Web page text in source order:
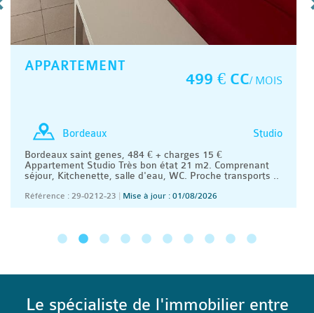
APPARTEMENT
499 € CC/ MOIS
Studio
Bordeaux
Bordeaux saint genes, 484 € + charges 15 €
Appartement Studio Très bon état 21 m2. Comprenant
séjour, Kitchenette, salle d'eau, WC. Proche transports ..
Référence : 29-0212-23 Mise à jour : 01/08/2026
Le spécialiste de l'immobilier entre